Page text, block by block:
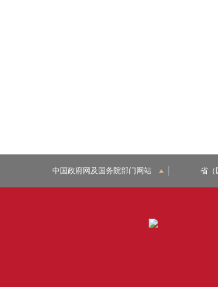
中国政府网及国务院部门网站 省（